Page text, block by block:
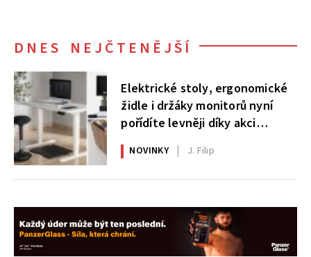
DNES NEJČTENĚJŠÍ
Elektrické stoly, ergonomické
židle i držáky monitorů nyní
pořídíte levněji díky akci
AlzaErgo
NOVINKY J. Filip